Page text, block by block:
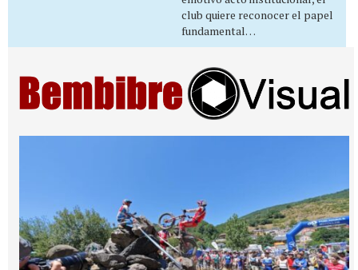
club quiere reconocer el papel
fundamental…